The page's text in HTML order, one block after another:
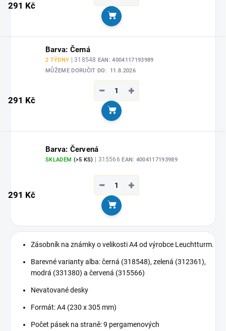
291 Kč
Do košíku
Barva: Černá
2 TÝDNY | 318548 EAN: 4004117193989
MŮŽEME DORUČIT DO:
11.8.2026
291 Kč
+
−
Do košíku
Barva: Červená
SKLADEM (>5 KS) | 315566EAN: 4004117193989
291 Kč
+
−
Do košíku
Zásobník na známky o velikosti A4 od výrobce Leuchtturm.
Barevné varianty alba: černá (318548), zelená (312361),
modrá (331380) a červená (315566)
Nevatované desky
Formát: A4 (230 x 305 mm)
Počet pásek na straně: 9 pergamenových